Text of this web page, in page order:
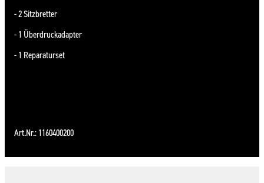
2 Sitzbretter
1 Überdruckadapter
1 Reparaturset
Art.Nr.: 1160400200